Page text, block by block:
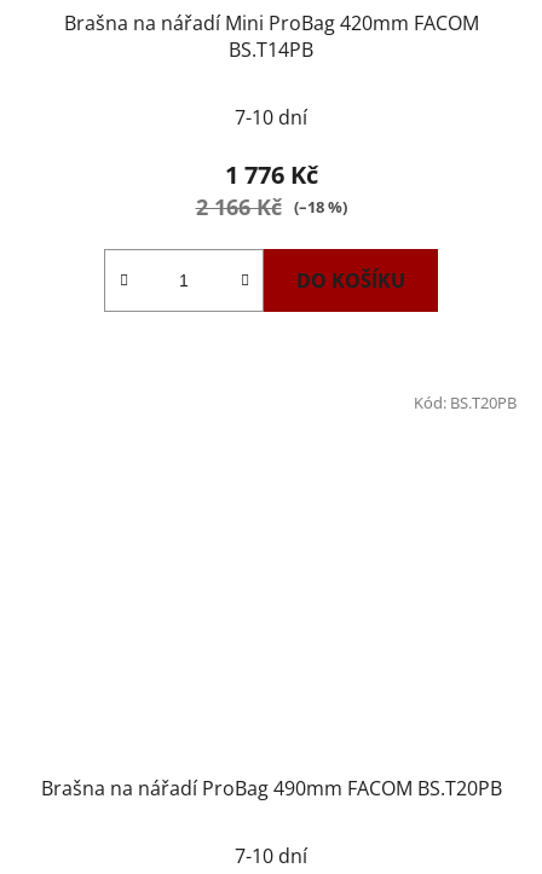
Brašna na nářadí Mini ProBag 420mm FACOM
BS.T14PB
7-10 dní
1 776 Kč
2 166 Kč (–18 %)
DO KOŠÍKU
Brašna na nářadí ProBag 490mm FACOM BS.T20PB
hodnocení
7-10 dní
Kód: BS.T20PB